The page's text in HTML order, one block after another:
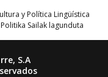
y Política Lingüística
Sailak lagunduta
S.A